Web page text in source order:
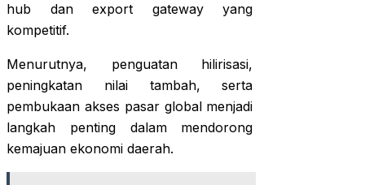
hub dan export gateway yang
kompetitif.
Menurutnya, penguatan hilirisasi,
peningkatan nilai tambah, serta
pembukaan akses pasar global menjadi
langkah penting dalam mendorong
kemajuan ekonomi daerah.